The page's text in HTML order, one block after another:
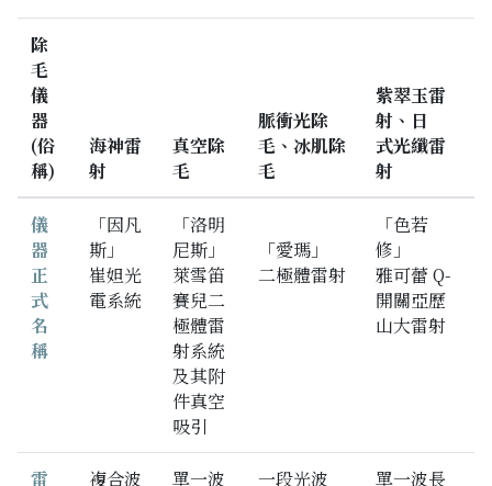
除
毛
儀
器
(俗
稱)
海神雷
射
真空除
毛
脈衝光除
毛、冰肌除
毛
紫翠玉雷
射、日
式光纖雷
射
儀
器
正
式
名
稱
「因凡
斯」
崔妲光
電系統
「洛明
尼斯」
萊雪笛
賽兒二
極體雷
射系統
及其附
件真空
吸引
「愛瑪」
二極體雷射
「色若
修」
雅可蕾 Q-
開關亞歷
山大雷射
雷
複合波
單一波
一段光波
單一波長